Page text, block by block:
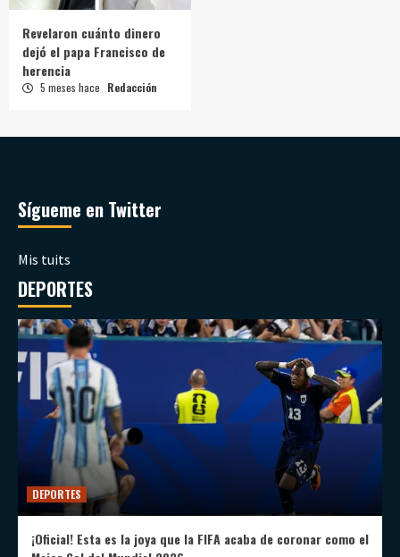
Revelaron cuánto dinero
dejó el papa Francisco de
herencia
5 meses hace Redacción
Sígueme en Twitter
Mis tuits
DEPORTES
DEPORTES
¡Oficial! Esta es la joya que la FIFA acaba de coronar como el